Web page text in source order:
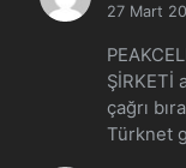
27 Mart
ŞİRKETİ
çağrı
Türknet